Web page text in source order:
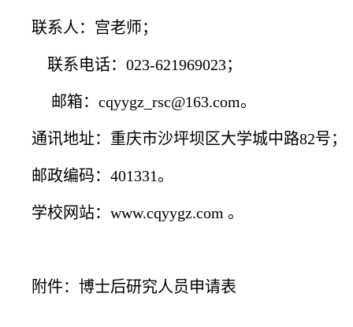
联系人：宫老师；
联系电话： 023-621969023；
邮箱：cqyygz_rsc@163.com。
通讯地址：重庆市沙坪坝区大学城中路82号；
邮政编码： 401331。
学校网站： www.cqyygz.com 。
附件：博士后研究人员申请表